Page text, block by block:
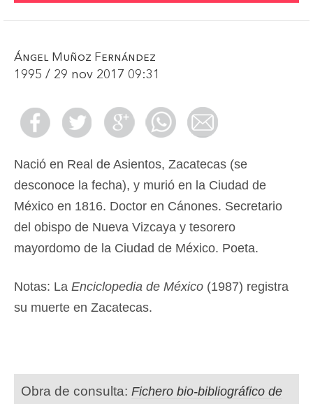
Ángel Muñoz Fernández
1995 / 29 nov 2017 09:31
Nació en Real de Asientos, Zacatecas (se
desconoce la fecha), y murió en la Ciudad de
México en 1816. Doctor en Cánones. Secretario
del obispo de Nueva Vizcaya y tesorero
mayordomo de la Ciudad de México. Poeta.
Notas: La Enciclopedia de México (1987) registra
su muerte en Zacatecas.
Obra de consulta: Fichero bio-bibliográfico de